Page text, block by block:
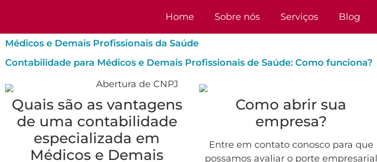
Home Sobre nós Serviços Blog
Médicos e Demais Profissionais da Saúde
Contabilidade para Médicos e Demais Profissionais de Saúde: Como funciona?
Quais são as vantagens
de uma contabilidade
especializada em
Médicos e Demais
Como abrir sua
empresa?
Entre em contato conosco para que
possamos avaliar o porte empresarial